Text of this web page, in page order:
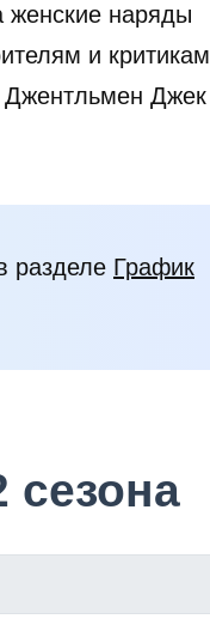
женские наряды
и критикам
Джентльмен Джек
разделе График
сезона